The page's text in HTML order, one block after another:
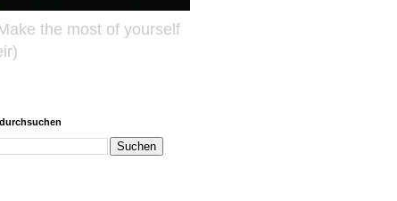
the most of yourself